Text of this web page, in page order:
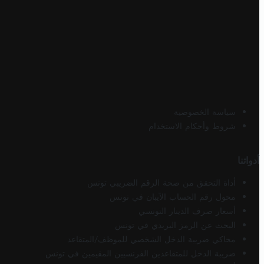
سياسة الخصوصية
شروط وأحكام الاستخدام
أدواتنا
أداة التحقق من صحة الرقم الضريبي تونس
محول رقم الحساب الآيبان في تونس
أسعار صرف الدينار التونسي
البحث عن الرمز البريدي في تونس
محاكي ضريبة الدخل الشخصي للموظف/المتقاعد
ضريبة الدخل للمتقاعدين الفرنسيين المقيمين في تونس